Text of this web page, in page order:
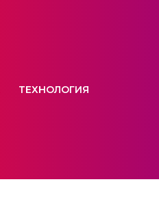
ТЕХНОЛОГИЯ